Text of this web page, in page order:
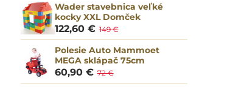
Wader stavebnica veľké
kocky XXL Domček
122,60 € 149 €
Polesie Auto Mammoet
MEGA sklápač 75cm
60,90 € 72 €